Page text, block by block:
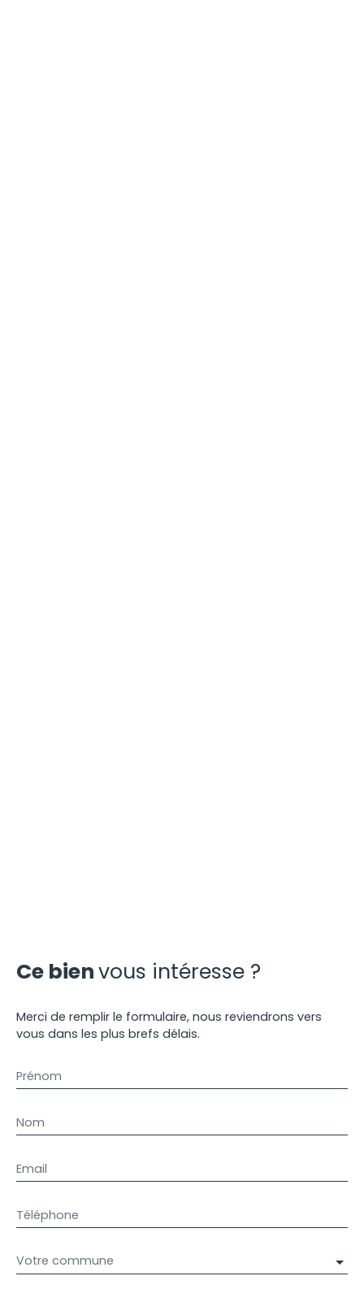
Ce bienvous intéresse ?
Merci de remplir le formulaire, nous reviendrons vers
vous dans les plus brefs délais.
Prénom
Nom
Email
Téléphone
Votre commune